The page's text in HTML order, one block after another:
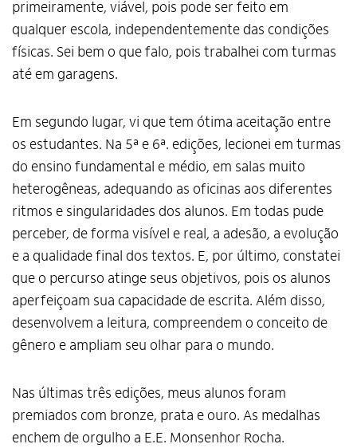
primeiramente, viável, pois pode ser feito em
qualquer escola, independentemente das condições
físicas. Sei bem o que falo, pois trabalhei com turmas
até em garagens.
Em segundo lugar, vi que tem ótima aceitação entre
os estudantes. Na 5ª e 6ª. edições, lecionei em turmas
do ensino fundamental e médio, em salas muito
heterogêneas, adequando as oficinas aos diferentes
ritmos e singularidades dos alunos. Em todas pude
perceber, de forma visível e real, a adesão, a evolução
e a qualidade final dos textos. E, por último, constatei
que o percurso atinge seus objetivos, pois os alunos
aperfeiçoam sua capacidade de escrita. Além disso,
desenvolvem a leitura, compreendem o conceito de
gênero e ampliam seu olhar para o mundo.
Nas últimas três edições, meus alunos foram
premiados com bronze, prata e ouro. As medalhas
enchem de orgulho a E.E. Monsenhor Rocha.